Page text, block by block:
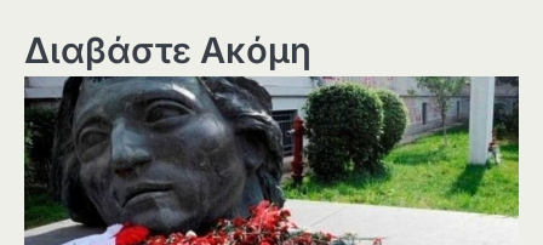
Διαβάστε Ακόμη